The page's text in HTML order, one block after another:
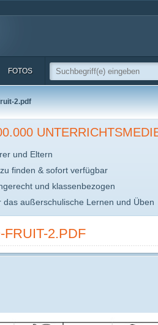
FOTOS
2.pdf
und Eltern
finden & sofort verfügbar
und klassenbezogen
das außerschulische Lernen und Üben
FRUIT-2.PDF